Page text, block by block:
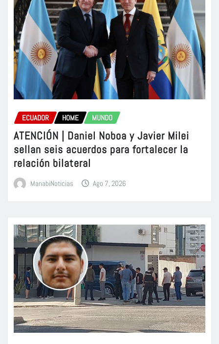
ECUADOR HOME MUNDO
ATENCIÓN | Daniel Noboa y Javier Milei
sellan seis acuerdos para fortalecer la
relación bilateral
ManabiNoticias Ago 7, 2026